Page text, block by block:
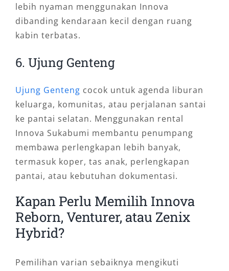
lebih nyaman menggunakan Innova
dibanding kendaraan kecil dengan ruang
kabin terbatas.
6. Ujung Genteng
Ujung Genteng cocok untuk agenda liburan
keluarga, komunitas, atau perjalanan santai
ke pantai selatan. Menggunakan rental
Innova Sukabumi membantu penumpang
membawa perlengkapan lebih banyak,
termasuk koper, tas anak, perlengkapan
pantai, atau kebutuhan dokumentasi.
Kapan Perlu Memilih Innova
Reborn, Venturer, atau Zenix
Hybrid?
Pemilihan varian sebaiknya mengikuti